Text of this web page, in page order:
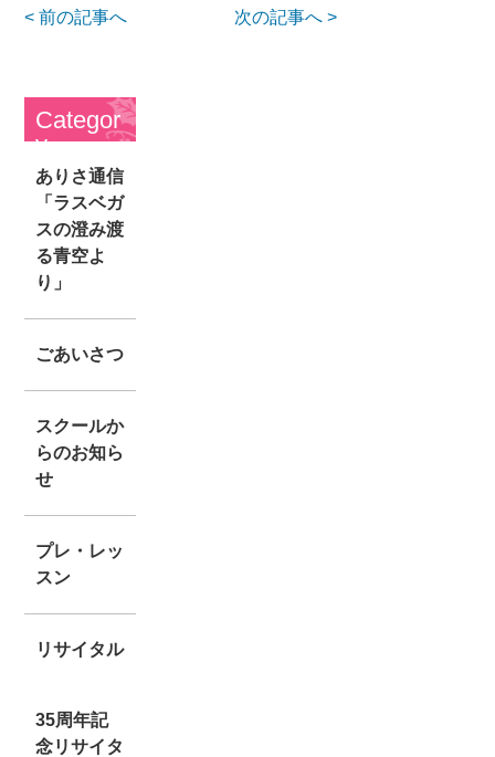
< 前の記事へ 次の記事へ >
Categor
y
ありさ通信
「ラスベガ
スの澄み渡
る青空よ
り」
ごあいさつ
スクールか
らのお知ら
せ
プレ・レッ
スン
リサイタル
35周年記
念リサイタ